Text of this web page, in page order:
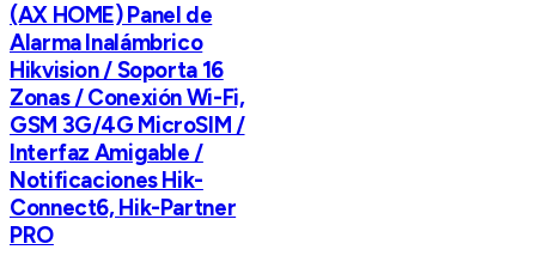
(AX HOME) Panel de
Alarma Inalámbrico
Hikvision / Soporta 16
Zonas / Conexión Wi-Fi,
GSM 3G/4G MicroSIM /
Interfaz Amigable /
Notificaciones Hik-
Connect6, Hik-Partner
PRO